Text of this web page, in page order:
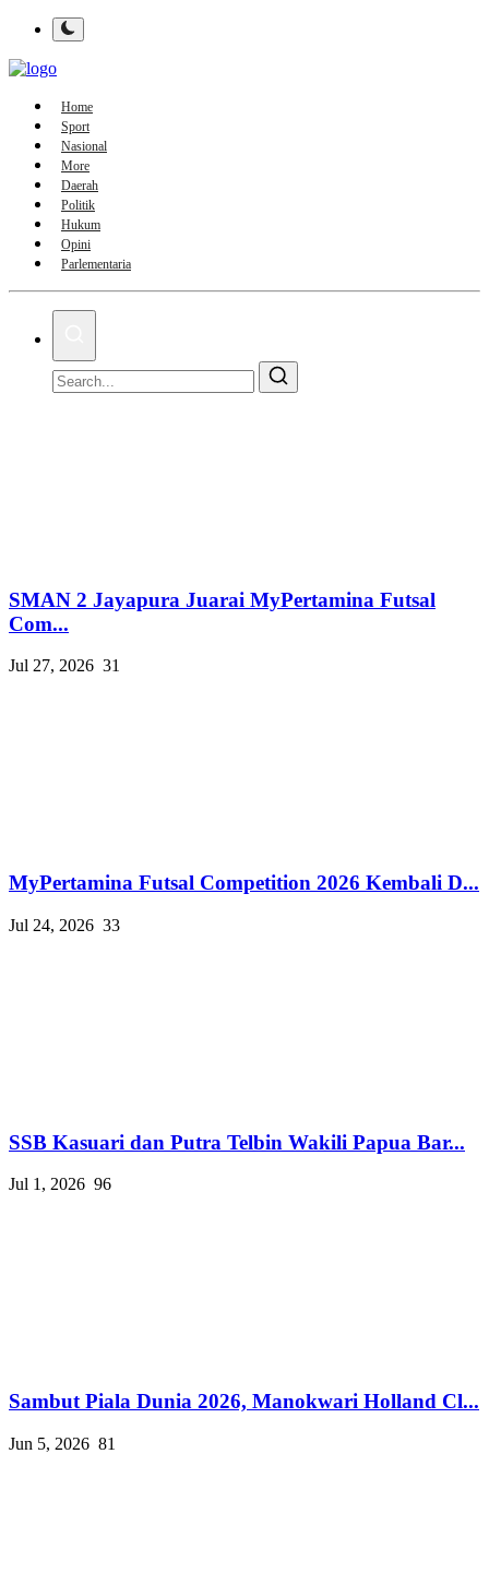
Home
Sport
Nasional
More
Daerah
Politik
Hukum
Opini
Parlementaria
SMAN 2 Jayapura Juarai MyPertamina Futsal
Com...
Jul 27, 2026 31
MyPertamina Futsal Competition 2026 Kembali D...
Jul 24, 2026 33
SSB Kasuari dan Putra Telbin Wakili Papua Bar...
Jul 1, 2026 96
Sambut Piala Dunia 2026, Manokwari Holland Cl...
Jun 5, 2026 81